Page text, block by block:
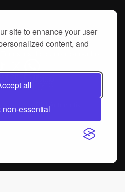
site to enhance your user
content, and
all
non-essential
los derechos reservados
DIH Automotive